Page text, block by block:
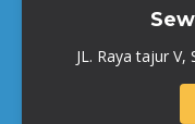
JL. Raya tajur